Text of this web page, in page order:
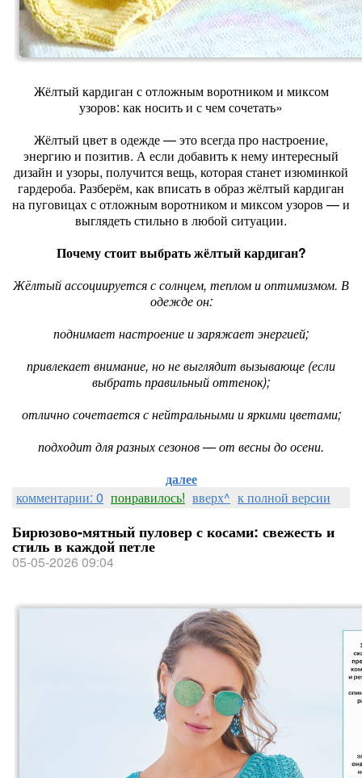
Жёлтый кардиган с отложным воротником и миксом
узоров: как носить и с чем сочетать»
Жёлтый цвет в одежде — это всегда про настроение,
энергию и позитив. А если добавить к нему интересный
дизайн и узоры, получится вещь, которая станет изюминкой
гардероба. Разберём, как вписать в образ жёлтый кардиган
на пуговицах с отложным воротником и миксом узоров — и
выглядеть стильно в любой ситуации.
Почему стоит выбрать жёлтый кардиган?
Жёлтый ассоциируется с солнцем, теплом и оптимизмом. В
одежде он:
поднимает настроение и заряжает энергией;
привлекает внимание, но не выглядит вызывающе (если
выбрать правильный оттенок);
отлично сочетается с нейтральными и яркими цветами;
подходит для разных сезонов — от весны до осени.
далее
комментарии: 0 понравилось! вверх^ к полной версии
Бирюзово-мятный пуловер с косами: свежесть и
стиль в каждой петле
05-05-2026 09:04